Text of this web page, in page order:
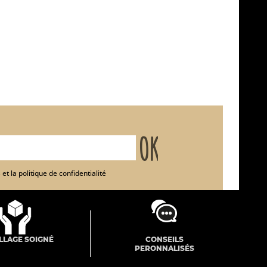
la politique de confidentialité
SOIGNÉ
CONSEILS
PERONNALISÉS